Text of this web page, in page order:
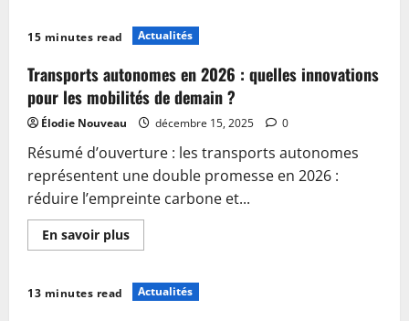
Audit
marketing
digital
en
2026
:
comment
optimiser
vos
performances
15 minutes read Actualités
Transports autonomes en 2026 : quelles innovations
pour les mobilités de demain ?
Élodie Nouveau décembre 15, 2025 0
Résumé d’ouverture : les transports autonomes
représentent une double promesse en 2026 :
réduire l’empreinte carbone et...
En savoir plusEn
savoir
Transports
autonomes
13 minutes read Actualités